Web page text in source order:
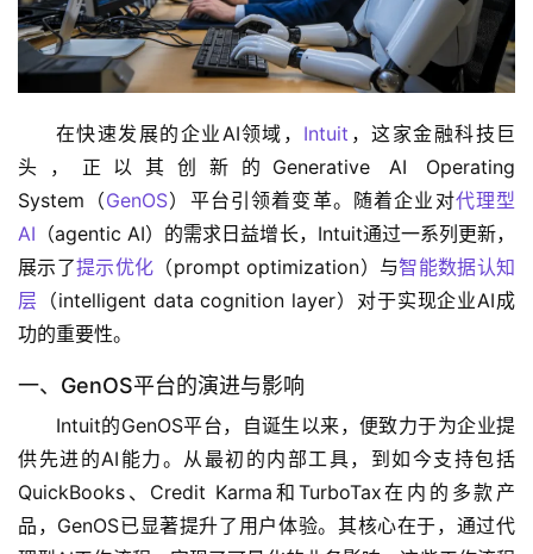
在快速发展的企业AI领域， Intuit ，这家金融科技巨
头，正以其创新的Generative AI Operating
System（GenOS）平台引领着变革。随着企业对代理型
AI （agentic AI）的需求日益增长，Intuit通过一系列更新，
展示了提示优化 （prompt optimization）与智能数据认知
层 （intelligent data cognition layer）对于实现企业AI成
功的重要性。
一、GenOS平台的演进与影响
Intuit的GenOS平台，自诞生以来，便致力于为企业提
供先进的AI能力。从最初的内部工具，到如今支持包括
QuickBooks、Credit Karma和TurboTax在内的多款产
品，GenOS已显著提升了用户体验。其核心在于，通过代